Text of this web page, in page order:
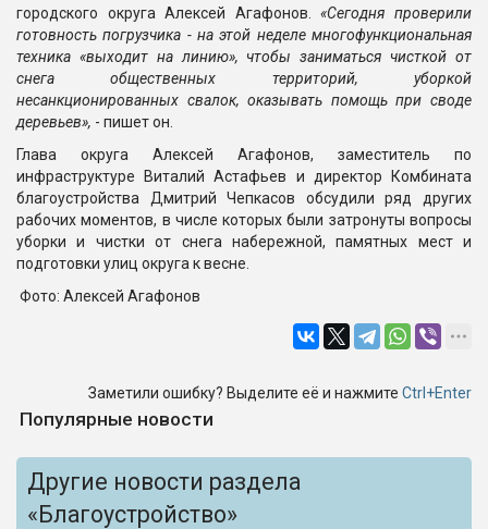
городского округа Алексей Агафонов.«Сегодня проверили
готовность погрузчика - на этой неделе многофункциональная
техника «выходит на линию», чтобы заниматься чисткой от
снега общественных территорий, уборкой
несанкционированных свалок, оказывать помощь при своде
деревьев», - пишет он.
Глава округа Алексей Агафонов, заместитель по
инфраструктуре Виталий Астафьев и директор Комбината
благоустройства Дмитрий Чепкасов обсудили ряд других
рабочих моментов, в числе которых были затронуты вопросы
уборки и чистки от снега набережной, памятных мест и
подготовки улиц округа к весне.
Фото: Алексей Агафонов
Заметили ошибку? Выделите её и нажмите Ctrl+Enter
Популярные новости
Другие новости раздела
«Благоустройство»